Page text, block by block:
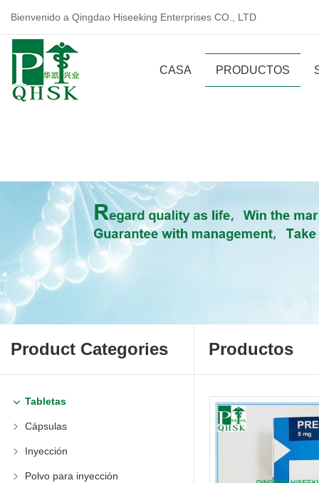
Bienvenido a Qingdao Hiseeking Enterprises CO., LTD
CASA PRODUCTOS
Product Categories Productos
Tabletas
Cápsulas
Inyección
Polvo para inyección